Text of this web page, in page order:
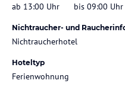
ab 13:00 Uhr bis 09:00 Uhr
Nichtraucher- und
Nichtraucherhotel
Hoteltyp
Ferienwohnung